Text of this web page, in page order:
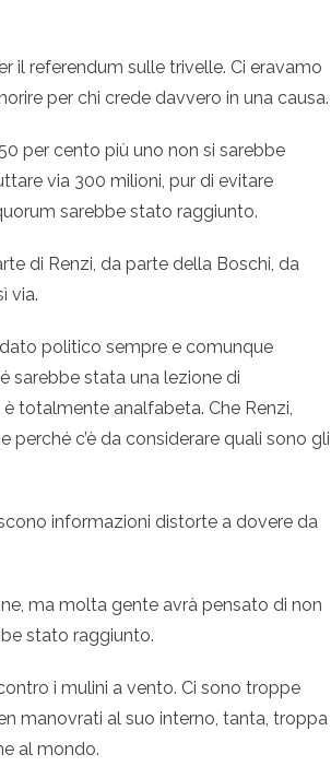
il referendum sulle trivelle. Ci eravamo
per chi crede davvero in una causa.
per cento più uno non si sarebbe
via 300 milioni, pur di evitare
sarebbe stato raggiunto.
di Renzi, da parte della Boschi, da
via.
politico sempre e comunque
sarebbe stata una lezione di
totalmente analfabeta. Che Renzi,
c’è da considerare quali sono gli
informazioni distorte a dovere da
ma molta gente avrà pensato di non
stato raggiunto.
i mulini a vento. Ci sono troppe
manovrati al suo interno, tanta, troppa
al mondo.